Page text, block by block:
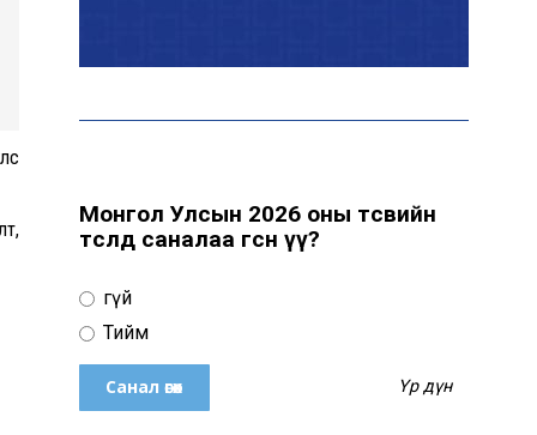
Монгол Улсын 2026 оны төсвийн
төсөлд саналаа өгсөн үү?
Үгүй
Тийм
Үр дүн